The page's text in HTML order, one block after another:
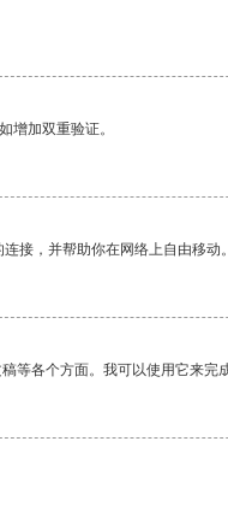
增加双重验证。
接，并帮助你在网络上自由移动。
等各个方面。我可以使用它来完